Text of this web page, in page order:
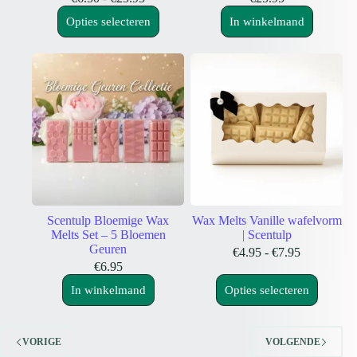
€6.50
tot
€25.95
Opties selecteren
product
heeft
meerdere
variaties.
Deze
optie
kan
gekozen
worden
op
In winkelmand
Scentulp Bloemige Wax
Melts Set – 5 Bloemen
Geuren
€6.95
In winkelmand
Wax Melts Vanille wafelvorm
| Scentulp
€4.95 - €7.95Prijsklasse:
tot
€7.95
Opties selecteren
product
heeft
variaties.
VORIGE VOLGENDE